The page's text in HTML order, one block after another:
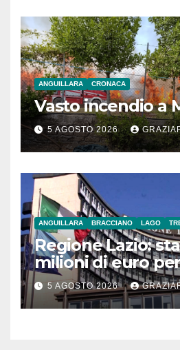
ANGUILLARA CRONACA
Vasto incendio a
5 AGOSTO 2026
ANGUILLARA BRACCIANO LAGO
Regione Lazio:
milioni di euro
Comuni
Meridionale
5 AGOSTO 2026